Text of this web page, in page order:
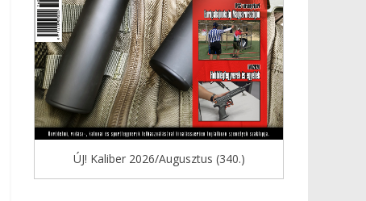
ÚJ! Kaliber 2026/Augusztus (340.)